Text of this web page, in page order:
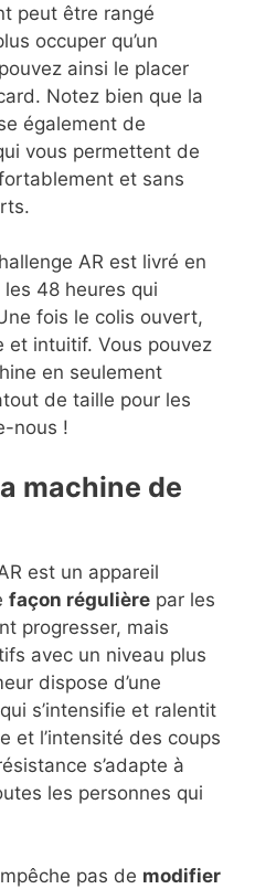
peut être rangé
occuper qu’un
ainsi le placer
Notez bien que la
également de
vous permettent de
et sans
AR est livré en
48 heures qui
fois le colis ouvert,
et intuitif. Vous pouvez
en seulement
de taille pour les
nous !
machine de
est un appareil
façon régulière par les
progresser, mais
avec un niveau plus
dispose d’une
s’intensifie et ralentit
et l’intensité des coups
s’adapte à
les personnes qui
pas de modifier